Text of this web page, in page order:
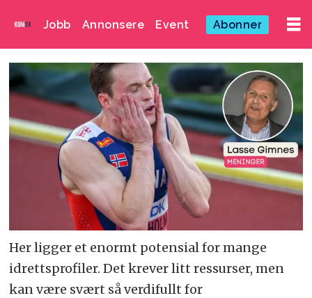
Jobb Annonsere Event Abonner
Her ligger et enormt potensial for mange
idrettsprofiler. Det krever litt ressurser, men
kan være svært så verdifullt for